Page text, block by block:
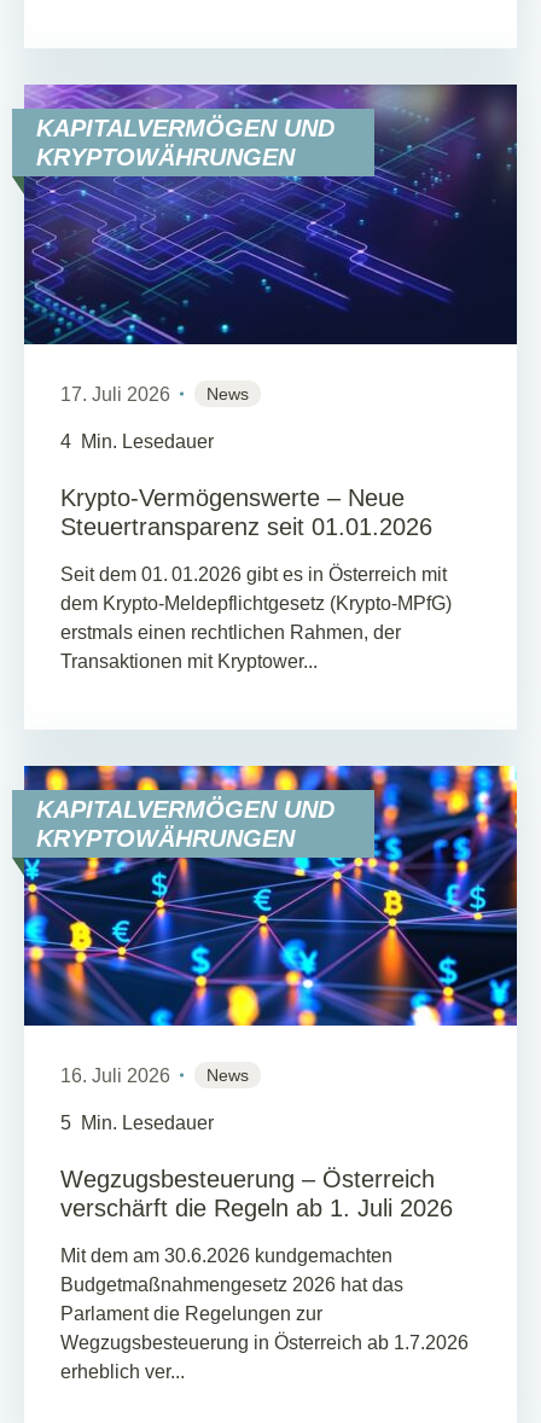
KAPITALVERMÖGEN UND
KRYPTOWÄHRUNGEN
17. Juli 2026 News
4 Min. Lesedauer
Krypto-Vermögenswerte – Neue
Steuertransparenz seit 01.01.2026
Seit dem 01. 01.2026 gibt es in Österreich mit
dem Krypto‑Meldepflichtgesetz (Krypto‑MPfG)
erstmals einen rechtlichen Rahmen, der
Transaktionen mit Kryptower...
KAPITALVERMÖGEN UND
KRYPTOWÄHRUNGEN
16. Juli 2026 News
5 Min. Lesedauer
Wegzugsbesteuerung – Österreich
verschärft die Regeln ab 1. Juli 2026
Mit dem am 30.6.2026 kundgemachten
Budgetmaßnahmengesetz 2026 hat das
Parlament die Regelungen zur
Wegzugsbesteuerung in Österreich ab 1.7.2026
erheblich ver...